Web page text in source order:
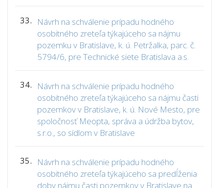
33.
Návrh na schválenie prípadu hodného
osobitného zreteľa týkajúceho sa nájmu
pozemku v Bratislave, k. ú. Petržalka, parc. č.
5794/6, pre Technické siete Bratislava a.s.
34.
Návrh na schválenie prípadu hodného
osobitného zreteľa týkajúceho sa nájmu časti
pozemkov v Bratislave, k. ú. Nové Mesto, pre
spoločnosť Meopta, správa a údržba bytov,
s.r.o., so sídlom v Bratislave
35.
Návrh na schválenie prípadu hodného
osobitného zreteľa týkajúceho sa predĺženia
doby nájmu časti pozemkov v Bratislave na